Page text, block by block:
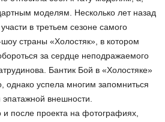
моделям. Несколько лет назад
в третьем сезоне самого
страны «Холостяк», в котором
за сердце неподражаемого
Бантик Бой в «Холостяке»
однако успела многим запомниться
внешности.
после проекта на фотографиях,